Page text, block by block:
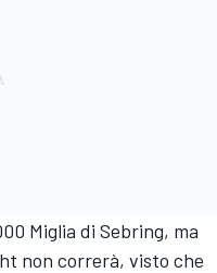
Miglia di Sebring, ma
non correrà, visto che